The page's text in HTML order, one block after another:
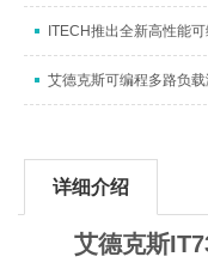
ITECH推出全新高性能
艾德克斯可编程多路负
详细介绍
艾德克斯